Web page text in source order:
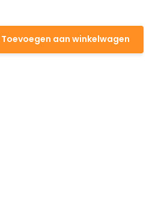
Toevoegen aan winkelwagen